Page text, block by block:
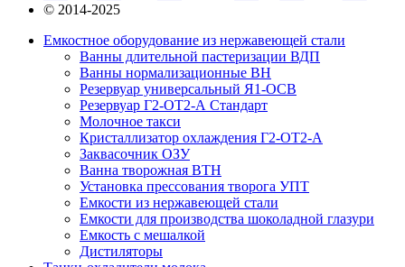
© 2014-2025
Емкостное оборудование из нержавеющей стали
Ванны длительной пастеризации ВДП
Ванны нормализационные ВН
Резервуар универсальный Я1-ОСВ
Резервуар Г2-ОТ2-А Стандарт
Молочное такси
Кристаллизатор охлаждения Г2-ОТ2-А
Заквасочник ОЗУ
Ванна творожная ВТН
Установка прессования творога УПТ
Емкости из нержавеющей стали
Емкости для производства шоколадной глазури
Емкость с мешалкой
Дистиляторы